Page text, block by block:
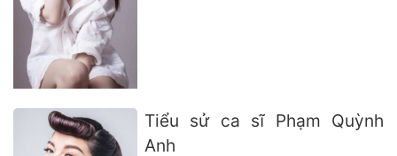
Tiểu sử ca sĩ Phạm Quỳnh
Anh